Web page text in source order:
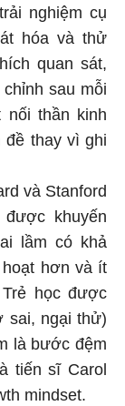
nghiệm cụ
hóa và thử
quan sát,
sau mỗi
nối thần kinh
đề thay vì ghi
và Stanford
khuyến
lầm có khả
hơn và ít
học được
sai, ngại thử)
là bước đệm
tiến sĩ Carol
mindset.